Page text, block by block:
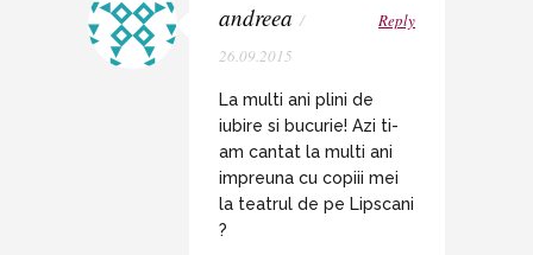
andreea /
26.09.2015
Reply
La multi ani plini de
iubire si bucurie! Azi ti-
am cantat la multi ani
impreuna cu copiii mei
la teatrul de pe Lipscani
?